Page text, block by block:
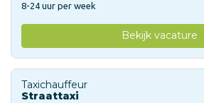
8-24 uur per week
Bekijk vacature
Taxichauffeur
Straattaxi